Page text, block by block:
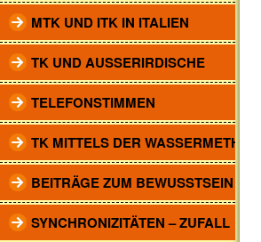
MTK UND ITK IN ITALIEN
TK UND AUSSERIRDISCHE
TELEFONSTIMMEN
TK MITTELS DER WASSERMETHODE
BEITRÄGE ZUM BEWUSSTSEIN
SYNCHRONIZITÄTEN – ZUFALL